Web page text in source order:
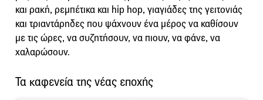
και ρακή, ρεμπέτικα και hip hop, γιαγιάδες της γειτονιάς
και τριαντάρηδες που ψάχνουν ένα μέρος να καθίσουν
με τις ώρες, να συζητήσουν, να πιουν, να φάνε, να
χαλαρώσουν.
Τα καφενεία της νέας εποχής